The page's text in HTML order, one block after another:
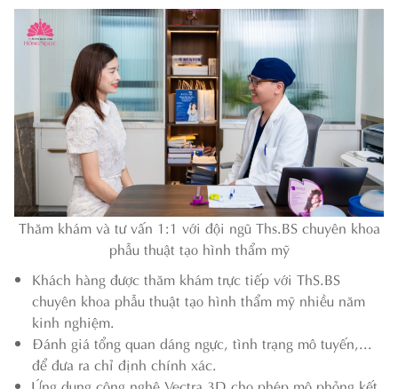
Thăm khám và tư vấn 1:1 với đội ngũ Ths.BS chuyên khoa
phẫu thuật tạo hình thẩm mỹ
Khách hàng được thăm khám trực tiếp với ThS.BS
chuyên khoa phẫu thuật tạo hình thẩm mỹ nhiều năm
kinh nghiệm.
Đánh giá tổng quan dáng ngực, tình trạng mô tuyến,...
để đưa ra chỉ định chính xác.